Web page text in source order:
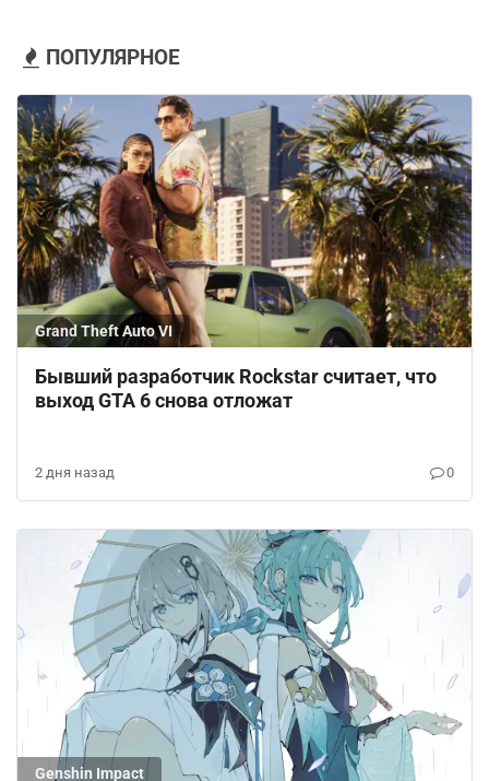
ПОПУЛЯРНОЕ
Grand Theft Auto VI
Бывший разработчик Rockstar считает, что
выход GTA 6 снова отложат
2 дня назад 0
Genshin Impact